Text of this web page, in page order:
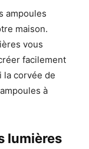
ampoules
maison.
vous
facilement
la corvée de
à
lumières